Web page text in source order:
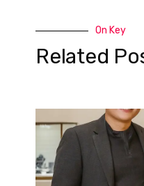
On Key
Related